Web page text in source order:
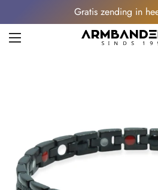
Gratis zending in